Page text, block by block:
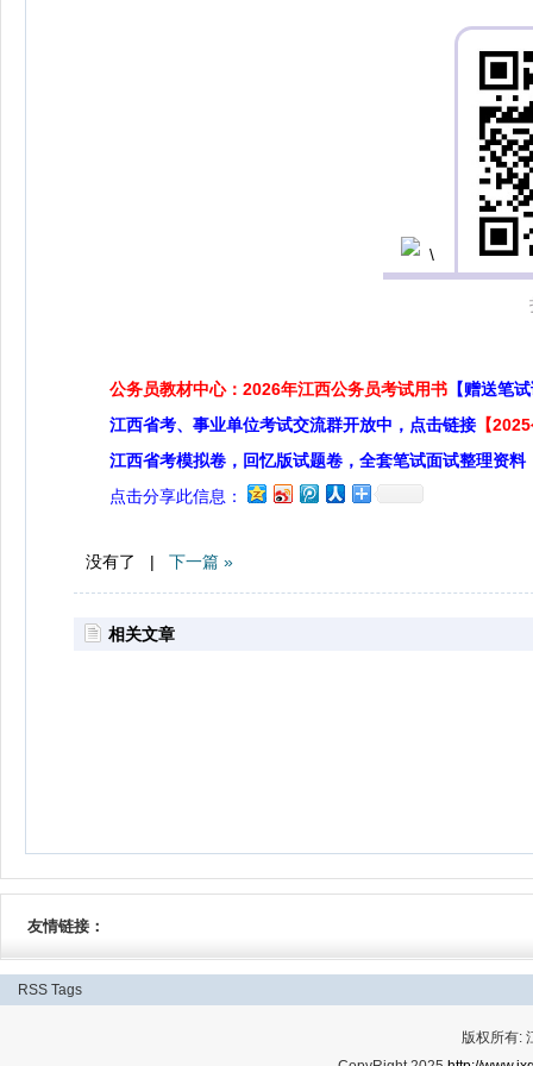
公务员教材中心：2026年江西公务员考试用书 【赠送笔
江西省考、事业单位考试交流群开放中，点击链接 【
江西省考模拟卷，回忆版试题卷，全套笔试面试整理资料
点击分享此信息：
没有了 | 下一篇 »
相关文章
友情链接：
RSS Tags
版权所有: